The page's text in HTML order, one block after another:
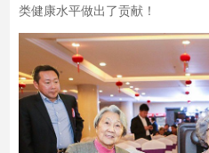
类健康水平做出了贡献！